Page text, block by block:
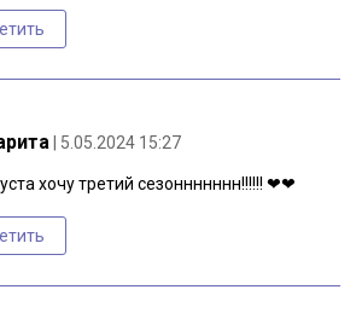
| 5.05.2024 15:27
хочу третий сезоннннннн!!!!!! ❤❤